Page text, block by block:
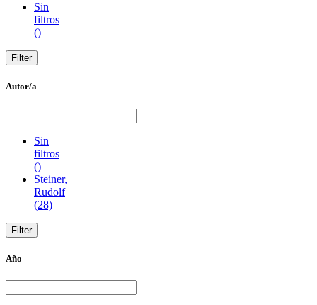
Sin
filtros
()
Autor/a
Sin
filtros
()
Steiner,
Rudolf
(28)
Año